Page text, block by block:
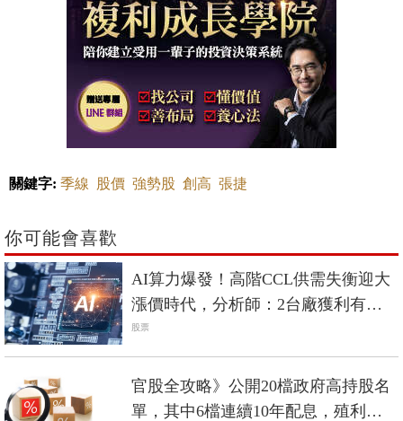
關鍵字: 季線 股價 強勢股 創高 張捷
你可能會喜歡
AI算力爆發！高階CCL供需失衡迎大
漲價時代，分析師：2台廠獲利有望
爆發
股票
官股全攻略》公開20檔政府高持股名
單，其中6檔連續10年配息，殖利率